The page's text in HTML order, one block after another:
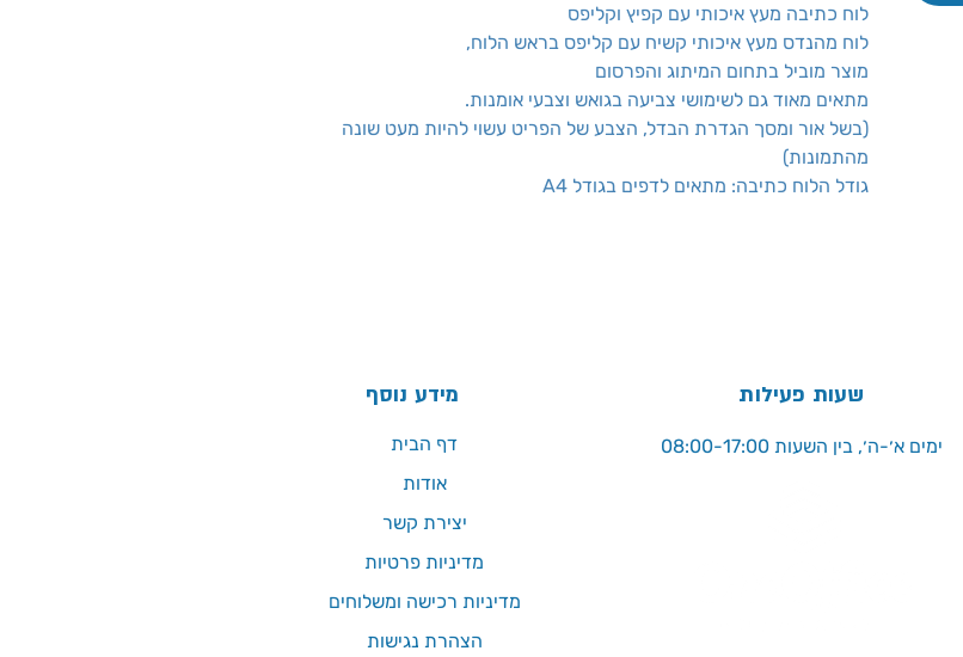
לוח כתיבה מעץ איכותי עם קפיץ וקליפס
לוח מהנדס מעץ איכותי קשיח עם קליפס בראש הלוח,
מוצר מוביל בתחום המיתוג והפרסום
מתאים מאוד גם לשימושי צביעה בגואש וצבעי אומנות.
(בשל אור ומסך הגדרת הבדל, הצבע של הפריט עשוי להיות מעט שונה
מהתמונות)
גודל הלוח כתיבה: מתאים לדפים בגודל A4
מידע נוסף שעות פעילות
ימים א׳-ה׳, בין השעות 08:00-17:00
דף הבית
אודות
יצירת קשר
מדיניות פרטיות
מדיניות רכישה ומשלוחים
הצהרת נגישות